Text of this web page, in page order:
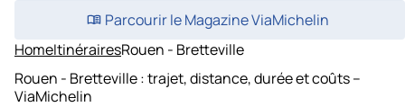
Parcourir le Magazine ViaMichelin
HomeItinérairesRouen - Bretteville
Rouen - Bretteville : trajet, distance, durée et coûts –
ViaMichelin